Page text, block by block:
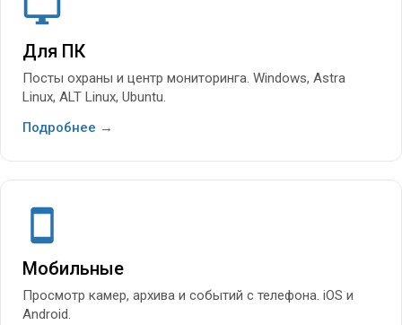
Для ПК
Посты охраны и центр мониторинга. Windows, Astra
Linux, ALT Linux, Ubuntu.
Подробнее →
Мобильные
Просмотр камер, архива и событий с телефона. iOS и
Android.